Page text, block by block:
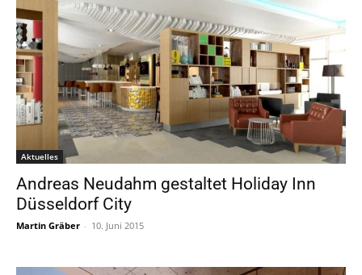
Aktuelles
Andreas Neudahm gestaltet Holiday Inn
Düsseldorf City
Martin Gräber - 10. Juni 2015